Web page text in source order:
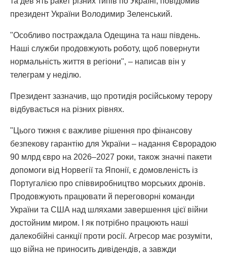
президент України Володимир Зеленський.
"Особливо постраждала Одещина та наш південь.
Наші служби продовжують роботу, щоб повернути
нормальність життя в регіони", – написав він у
телеграм у неділю.
Президент зазначив, що протидія російському терору
відбувається на різних рівнях.
"Цього тижня є важливе рішення про фінансову
безпекову гарантію для України – надання Єврорадою
90 млрд євро на 2026–2027 роки, також значні пакети
допомоги від Норвегії та Японії, є домовленість із
Португалією про співвиробництво морських дронів.
Продовжують працювати й переговорні команди
України та США над шляхами завершення цієї війни
достойним миром. І як потрібно працюють наші
далекобійні санкції проти росії. Агресор має розуміти,
що війна не приносить дивідендів, а завжди